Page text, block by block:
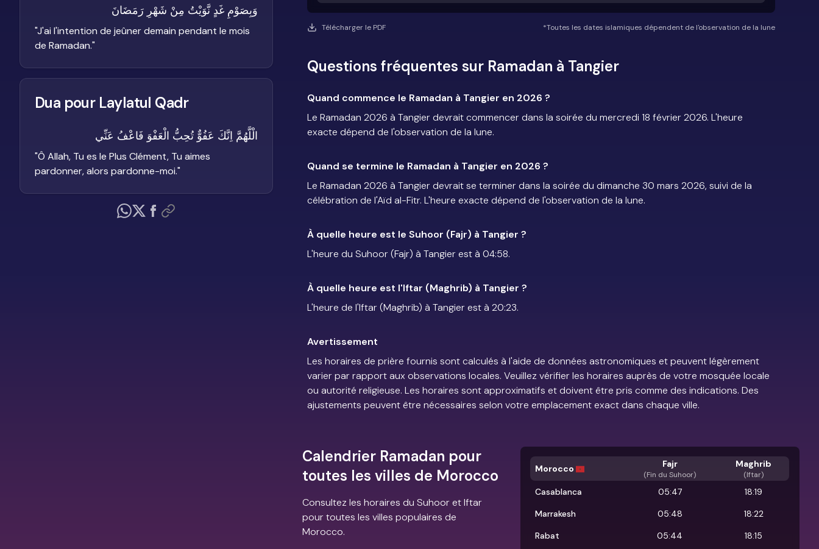
Télécharger le PDF *Toutes les dates islamiques dépendent de l'observation de la lune
Questions fréquentes sur Ramadan à Tangier
Quand commence le Ramadan à Tangier en 2026 ?
Le Ramadan 2026 à Tangier devrait commencer dans la soirée du mercredi 18 février 2026. L'heure
exacte dépend de l'observation de la lune.
Quand se termine le Ramadan à Tangier en 2026 ?
Le Ramadan 2026 à Tangier devrait se terminer dans la soirée du dimanche 30 mars 2026, suivi de la
célébration de l'Aïd al-Fitr. L'heure exacte dépend de l'observation de la lune.
À quelle heure est le Suhoor (Fajr) à Tangier ?
L'heure du Suhoor (Fajr) à Tangier est à 04:58.
À quelle heure est l'Iftar (Maghrib) à Tangier ?
L'heure de l'Iftar (Maghrib) à Tangier est à 20:23.
Avertissement
Les horaires de prière fournis sont calculés à l'aide de données astronomiques et peuvent légèrement
varier par rapport aux observations locales. Veuillez vérifier les horaires auprès de votre mosquée locale
ou autorité religieuse. Les horaires sont approximatifs et doivent être pris comme des indications. Des
ajustements peuvent être nécessaires selon votre emplacement exact dans chaque ville.
Calendrier Ramadan pour
toutes les villes de Morocco
Consultez les horaires du Suhoor et Iftar
pour toutes les villes populaires de
Morocco.
Morocco Fajr
(Fin du Suhoor)
Maghrib
(Iftar)
Casablanca 05:47
18:19
Marrakesh
05:48
18:22
Rabat
05:44
18:15
وَبِصَوْمِ غَدٍ نَّوَيْتُ مِنْ شَهْرِ رَمَضَانَ
"J'ai l'intention de jeûner demain pendant le mois
de Ramadan."
Dua pour Laylatul Qadr
الْلَّهُمَّ اِنَّكَ عَفُوٌّ تُحِبُّ الْعَفْوَ فَاعْفُ عَنِّي
"Ô Allah, Tu es le Plus Clément, Tu aimes
pardonner, alors pardonne-moi."